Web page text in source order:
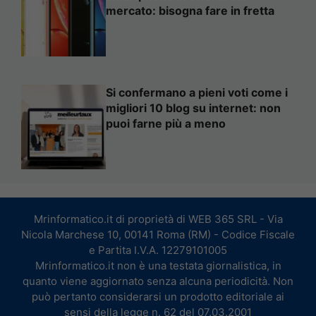
mercato: bisogna fare in fretta
Si confermano a pieni voti come i
migliori 10 blog su internet: non
puoi farne più a meno
Mrinformatico.it di proprietà di WEB 365 SRL - Via
Nicola Marchese 10, 00141 Roma (RM) - Codice Fiscale
e Partita I.V.A. 12279101005
Mrinformatico.it non è una testata giornalistica, in
quanto viene aggiornato senza alcuna periodicità. Non
può pertanto considerarsi un prodotto editoriale ai
sensi della legge n. 62 del 07.03.2001